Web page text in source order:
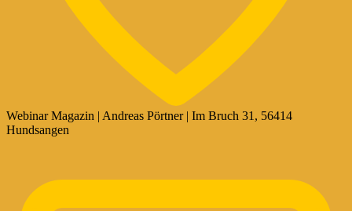
Webinar Magazin | Andreas Pörtner | Im Bruch 31, 56414
Hundsangen